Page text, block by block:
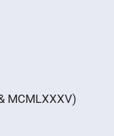
MCMLXXXV)